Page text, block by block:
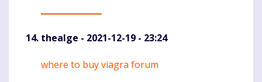
thealge - 2021-12-19 - 23:24
Komentaras
where to buy viagra forum